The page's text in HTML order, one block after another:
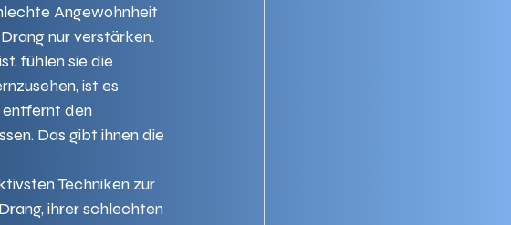
Angewohnheit
nur verstärken.
fühlen sie die
ist es
entfernt den
Das gibt ihnen die
Techniken zur
ihrer schlechten